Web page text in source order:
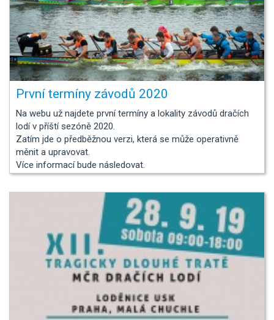
První termíny závodů 2020
Na webu už najdete první termíny a lokality závodů dračích
lodí v příští sezóně 2020.
Zatím jde o předběžnou verzi, která se může operativně
měnit a upravovat.
Více informací bude následovat.